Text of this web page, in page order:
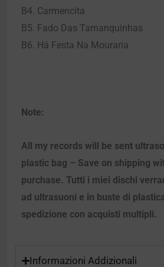
B4. Carmencita
B5. Fado Das Tamanquinhas
B6. Há Festa Na Mouraria
Note:
All my records will be sent
plastic bag – Save on shipping
purchase. Tutti i miei dischi
ad ultrasuoni e in buste di
spedizione con acquisti multipli.
Informazioni Addizionali